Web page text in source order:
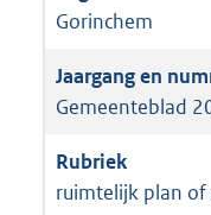
Gorinchem
Gemeenteblad
ruimtelijk plan